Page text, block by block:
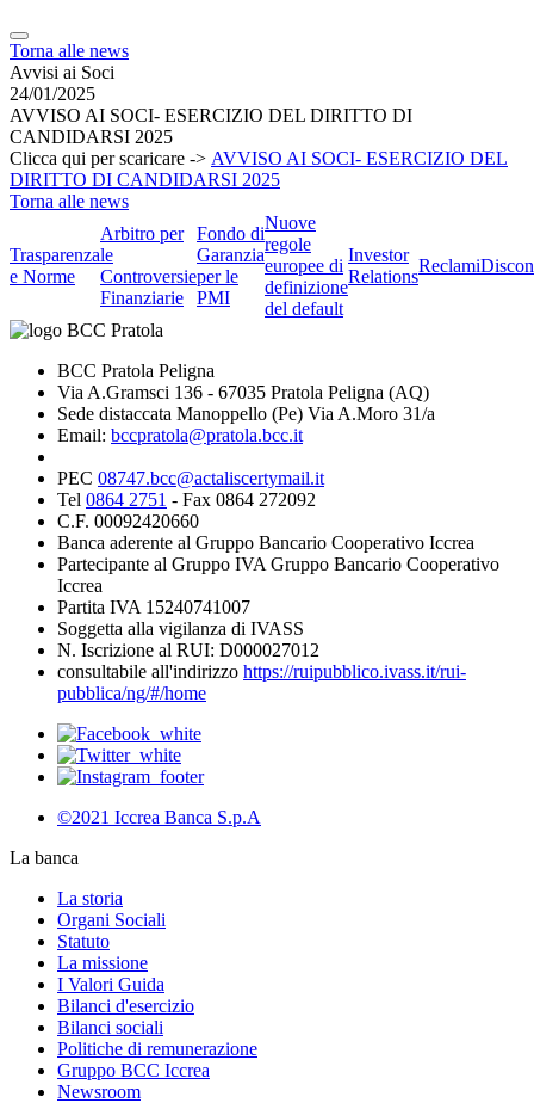
Torna alle news
Avvisi ai Soci
24/01/2025
AVVISO AI SOCI- ESERCIZIO DEL DIRITTO DI
CANDIDARSI 2025
Clicca qui per scaricare -> AVVISO AI SOCI- ESERCIZIO DEL
DIRITTO DI CANDIDARSI 2025
Torna alle news
Trasparenza
e Norme
Arbitro per
le
Controversie
Finanziarie
Fondo di
Garanzia
per le
PMI
Nuove
regole
europee di
definizione
del default
Investor
Relations
Reclami
BCC Pratola Peligna
Via A.Gramsci 136 - 67035 Pratola Peligna (AQ)
Sede distaccata Manoppello (Pe) Via A.Moro 31/a
Email: bccpratola@pratola.bcc.it
PEC 08747.bcc@actaliscertymail.it
Tel 0864 2751 - Fax 0864 272092
C.F. 00092420660
Banca aderente al Gruppo Bancario Cooperativo Iccrea
Partecipante al Gruppo IVA Gruppo Bancario Cooperativo
Iccrea
Partita IVA 15240741007
Soggetta alla vigilanza di IVASS
N. Iscrizione al RUI: D000027012
consultabile all'indirizzo https://ruipubblico.ivass.it/rui-
pubblica/ng/#/home
©2021 Iccrea Banca S.p.A
La banca
La storia
Organi Sociali
Statuto
La missione
I Valori Guida
Bilanci d'esercizio
Bilanci sociali
Politiche di remunerazione
Gruppo BCC Iccrea
Newsroom